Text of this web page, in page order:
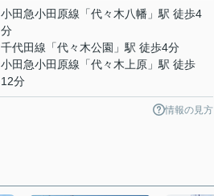
小田急小田原線 「代々木八幡 」駅 徒歩4
分
千代田線 「代々木公園 」駅 徒歩4分
小田急小田原線 「代々木上原 」駅 徒歩
12分
情報の見方